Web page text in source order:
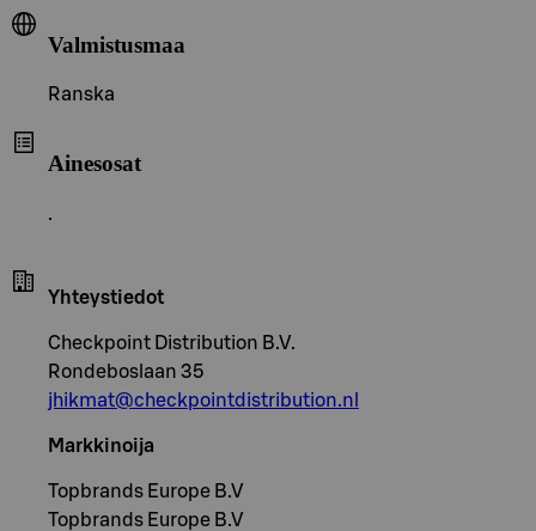
Valmistusmaa
Ranska
Ainesosat
.
Yhteystiedot
Checkpoint Distribution B.V.
Rondeboslaan 35
jhikmat@checkpointdistribution.nl
Markkinoija
Topbrands Europe B.V
Topbrands Europe B.V